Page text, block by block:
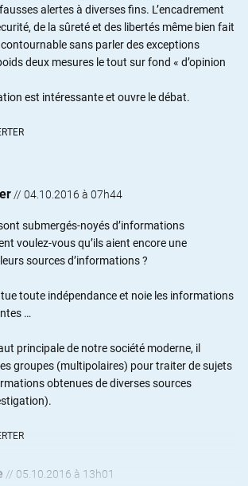
alertes à diverses fins. L’encadrement
de la sûreté et des libertés même bien fait
contournable sans parler des exceptions
deux mesures le tout sur fond « d’opinion
est intéressante et ouvre le débat.
// 04.10.2016 à 07h44
submergés-noyés d’informations
voulez-vous qu’ils aient encore une
sources d’informations ?
toute indépendance et noie les informations
…
principale de notre société moderne, il
groupes (multipolaires) pour traiter de sujets
obtenues de diverses sources
// 05.10.2016 à 13h01